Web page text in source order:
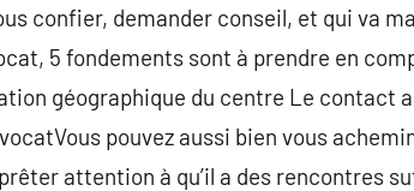
confier, demander conseil, et qui va
5 fondements sont à prendre en
géographique du centre Le contact
pouvez aussi bien vous
attention à qu’il a des rencontres